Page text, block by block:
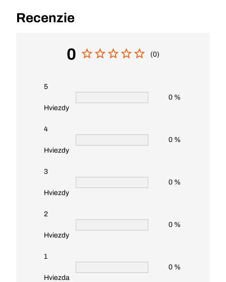
Recenzie
0 (0)
5
Hviezdy
0 %
4
Hviezdy
0 %
3
Hviezdy
0 %
2
Hviezdy
0 %
1
Hviezda
0 %